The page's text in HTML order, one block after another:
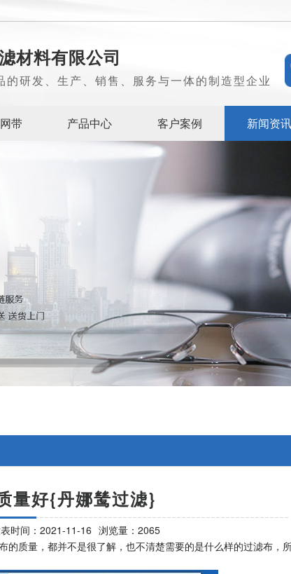
材料有限公司
的研发、生产、销售、服务与一体的制造型企业
带 产品中心 客户案例 新闻资讯
量好{丹娜鸶过滤}
时间：2021-11-16 浏览量：2065
的质量，都并不是很了解，也不清楚需要的是什么样的过滤布，